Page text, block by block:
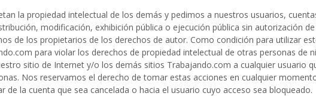
la propiedad intelectual de los demás y pedimos a nuestros usuarios,
modificación, exhibición pública o ejecución pública sin autorización
de los propietarios de los derechos de autor. Como condición para utilizar
para violar los derechos de propiedad intelectual de otras personas de
sitio de Internet y/o los demás sitios Trabajando.com a cualquier usuario
Nos reservamos el derecho de tomar estas acciones en cualquier
de la cuenta que sea cancelada o hacia el usuario cuyo acceso sea bloqueado.